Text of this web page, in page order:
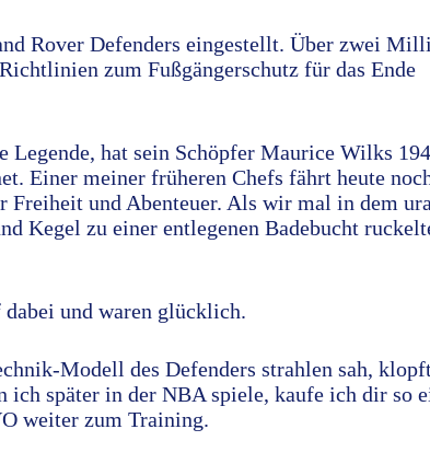
Rover Defenders eingestellt. Über zwei
zum Fußgängerschutz für das Ende
Legende, hat sein Schöpfer Maurice Wilks
Einer meiner früheren Chefs fährt heute
und Abenteuer. Als wir mal in dem
Kegel zu einer entlegenen Badebucht
und waren glücklich.
Modell des Defenders strahlen sah,
ich später in der NBA spiele, kaufe ich dir so
weiter zum Training.